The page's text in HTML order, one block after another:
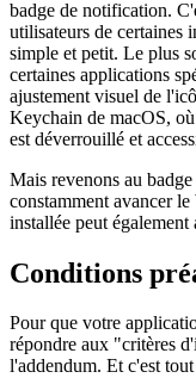
C'est un modèle
tous les jours pour les
badge de notification.
utilisateurs de certaines
simple et petit. Le plus
certaines applications
Keychain de macOS, où
est déverrouillé et
constamment avancer
installée peut
Conditions